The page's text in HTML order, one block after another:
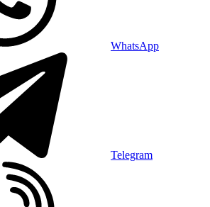
WhatsApp
Telegram